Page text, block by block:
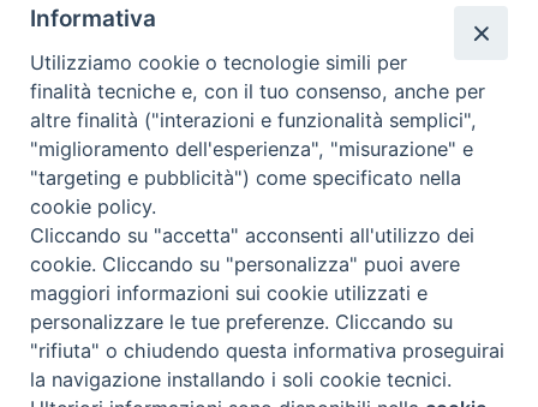
Diocesi di Assisi - Nocera Umbra - Gualdo
Tadino
P.zza Vescovado 3, 06081 Assisi (PG)
@2017
Informativa
Utilizziamo cookie o tecnologie simili per
finalità tecniche e, con il tuo consenso, anche per
altre finalità ("interazioni e funzionalità semplici",
"miglioramento dell'esperienza", "misurazione" e
"targeting e pubblicità") come specificato nella
cookie policy.
Cliccando su "accetta" acconsenti all'utilizzo dei
cookie. Cliccando su "personalizza" puoi avere
maggiori informazioni sui cookie utilizzati e
personalizzare le tue preferenze. Cliccando su
"rifiuta" o chiudendo questa informativa proseguirai
la navigazione installando i soli cookie tecnici.